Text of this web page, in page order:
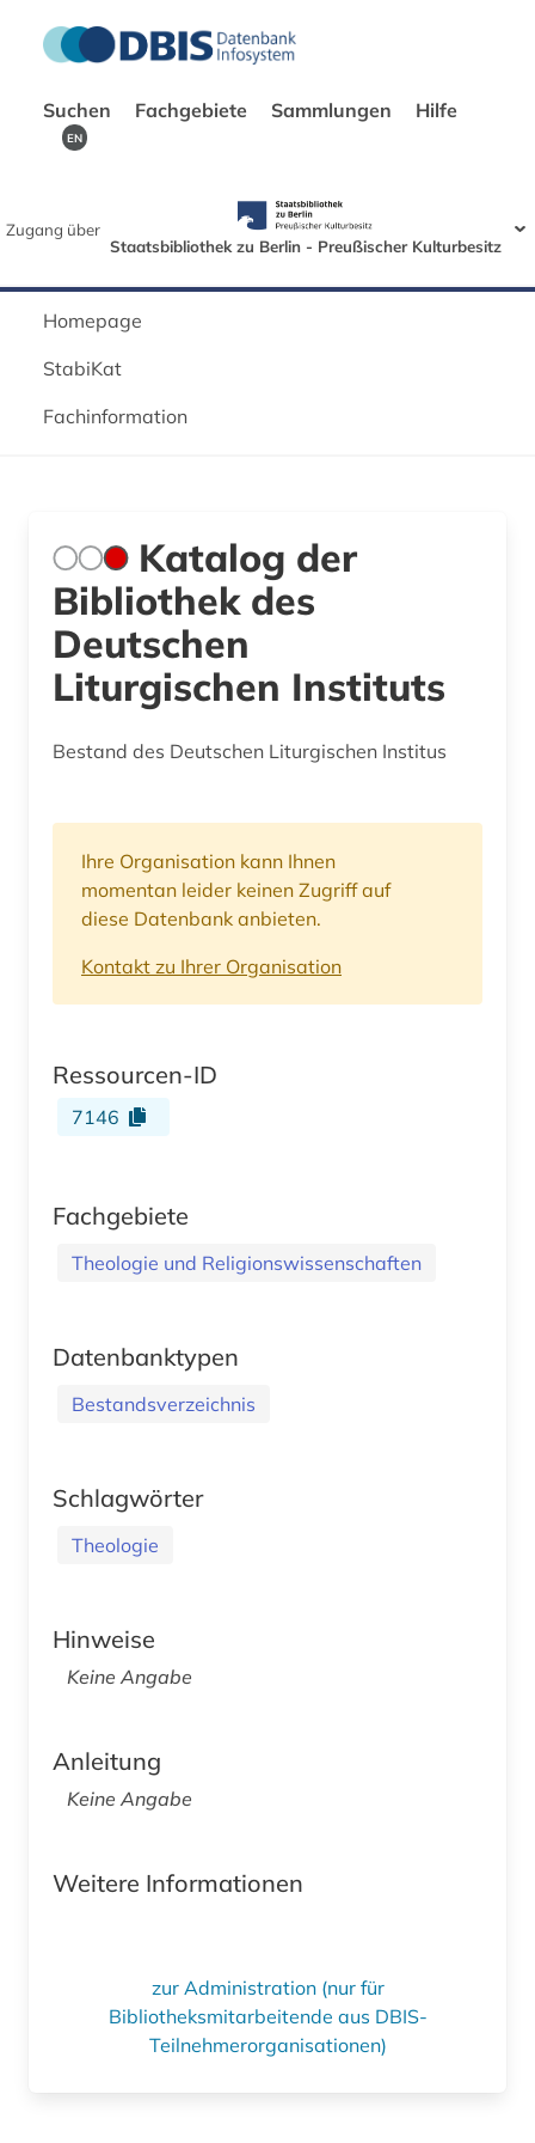
Suchen Fachgebiete Sammlungen Hilfe
EN
Zugang über
Staatsbibliothek zu Berlin - Preußischer Kulturbesitz
Homepage
StabiKat
Fachinformation
Katalog der
Bibliothek des
Deutschen
Liturgischen Instituts
Bestand des Deutschen Liturgischen Institus
Ihre Organisation kann Ihnen
momentan leider keinen Zugriff auf
diese Datenbank anbieten.
Kontakt zu Ihrer Organisation
Ressourcen-ID
7146
Fachgebiete
Theologie und Religionswissenschaften
Datenbanktypen
Bestandsverzeichnis
Schlagwörter
Theologie
Hinweise
Keine Angabe
Anleitung
Keine Angabe
Weitere Informationen
zur Administration (nur für
Bibliotheksmitarbeitende aus DBIS-
Teilnehmerorganisationen)